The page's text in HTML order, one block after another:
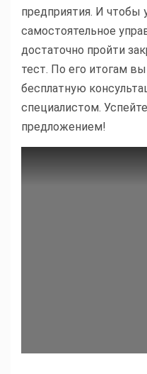
предприятия. И чтобы
самостоятельное
достаточно пройти
тест. По его итогам
бесплатную
специалистом.
предложением!